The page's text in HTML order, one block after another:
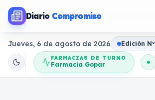
Diario Compromiso
Jueves, 6 de agosto de 2026 Edición No
FARMACIAS DE TURNO
Farmacia Gopar